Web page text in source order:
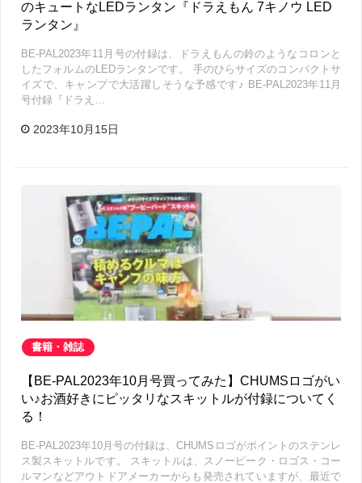
のキュートなLEDランタン『ドラえもん 7キノウ LED
ランタン』
BE-PAL2023年11月号の付録は、ドラえもんの鈴のようなコロンと
したフォルムのLEDランタンです。 手のひらサイズのコンパクトサ
イズで、キャンプで大活躍しそうな予感です♪ BE-PAL2023年11月
号付録『ドラえ…
2023年10月15日
書籍・雑誌
【BE-PAL2023年10月号買ってみた】CHUMSロゴがい
い♪お酒好きにピッタリなスキットルが付録についてく
る！
BE-PAL2023年10月号の付録は、CHUMSロゴがポイントのステンレ
ス製スキットルです。 スキットルは、スノーピーク・ロゴス・コー
ルマンなどアウトドアメーカーからも発売されていますが、最近で